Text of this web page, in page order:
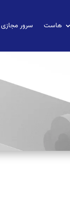
هاست سرور مجازی